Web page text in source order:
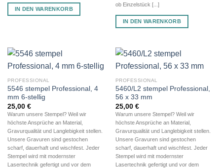
IN DEN WARENKORB
ob Einzelstück [...]
IN DEN WARENKORB
PROFESSIONAL
5546 stempel Professional, 4
mm 6-stellig
25,00 €
Warum unsere Stempel? Weil wir
höchste Ansprüche an Material,
Gravurqualität und Langlebigkeit stellen.
Unsere Gravuren sind gestochen
scharf, dauerhaft und wischfest. Jeder
Stempel wird mit modernster
Lasertechnik gefertigt und vor dem
PROFESSIONAL
5460/L2 stempel Professional,
56 x 33 mm
25,00 €
Warum unsere Stempel? Weil wir
höchste Ansprüche an Material,
Gravurqualität und Langlebigkeit stellen.
Unsere Gravuren sind gestochen
scharf, dauerhaft und wischfest. Jeder
Stempel wird mit modernster
Lasertechnik gefertigt und vor dem